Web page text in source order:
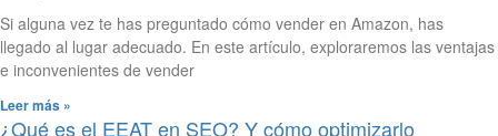
Si alguna vez te has preguntado cómo vender en Amazon, has
llegado al lugar adecuado. En este artículo, exploraremos las ventajas
e inconvenientes de vender
Leer más »
¿Qué es el EEAT en SEO? Y cómo optimizarlo